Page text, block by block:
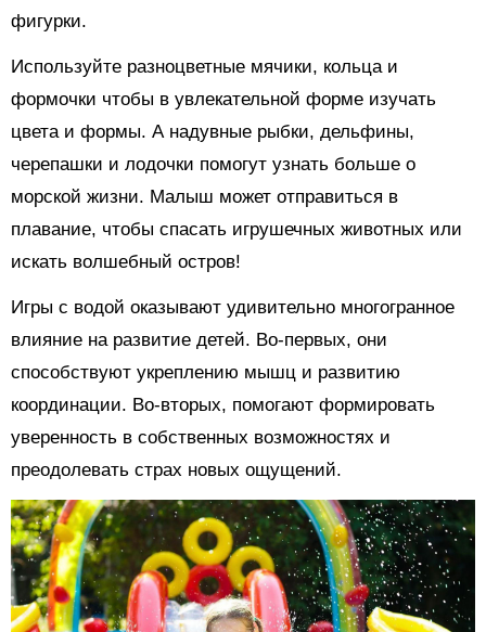
фигурки.
Используйте разноцветные мячики, кольца и
формочки чтобы в увлекательной форме изучать
цвета и формы. А надувные рыбки, дельфины,
черепашки и лодочки помогут узнать больше о
морской жизни. Малыш может отправиться в
плавание, чтобы спасать игрушечных животных или
искать волшебный остров!
Игры с водой оказывают удивительно многогранное
влияние на развитие детей. Во-первых, они
способствуют укреплению мышц и развитию
координации. Во-вторых, помогают формировать
уверенность в собственных возможностях и
преодолевать страх новых ощущений.